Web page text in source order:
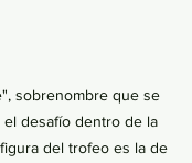
sobrenombre que se
el desafío dentro de la
del trofeo es la de